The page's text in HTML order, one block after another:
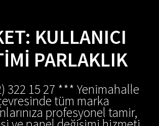
KULLANICI
PARLAKLIK
322 15 27 *** Yenimahalle
tüm marka
profesyonel tamir,